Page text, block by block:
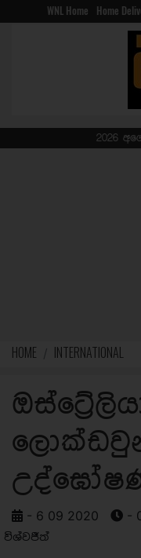
WNL Home Home
2026
HOME INTERNATIONAL
- 6 09 2020 -
විශ්වජීත්